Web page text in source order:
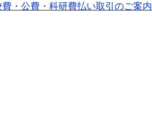
費・公費・科研費払い取引のご案内